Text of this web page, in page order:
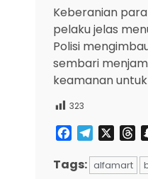
Keberanian
pelaku jelas
Polisi
sembari
keamanan
323
Facebook
Telegram
Tags: alfamart